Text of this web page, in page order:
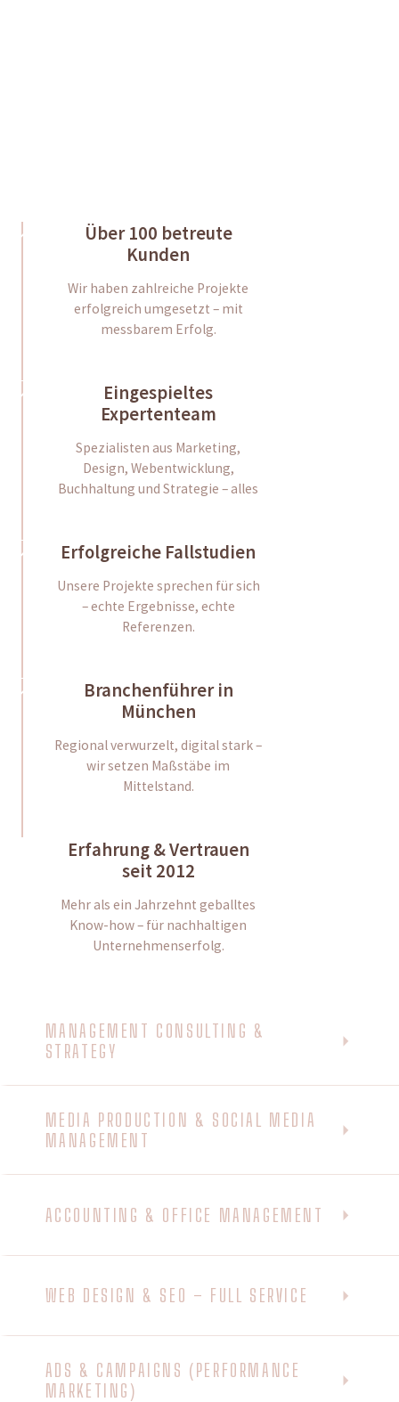
Über 100 betreute
Kunden
Wir haben zahlreiche Projekte
erfolgreich umgesetzt – mit
messbarem Erfolg.
Eingespieltes
Expertenteam
Spezialisten aus Marketing,
Design, Webentwicklung,
Buchhaltung und Strategie – alles
Erfolgreiche Fallstudien
Unsere Projekte sprechen für sich
– echte Ergebnisse, echte
Referenzen.
Branchenführer in
München
Regional verwurzelt, digital stark –
wir setzen Maßstäbe im
Mittelstand.
Erfahrung & Vertrauen
seit 2012
Mehr als ein Jahrzehnt geballtes
Know-how – für nachhaltigen
Unternehmenserfolg.
MANAGEMENT CONSULTING &
STRATEGY
MEDIA PRODUCTION & SOCIAL MEDIA
MANAGEMENT
ACCOUNTING & OFFICE MANAGEMENT
WEB DESIGN & SEO – FULL SERVICE
ADS & CAMPAIGNS (PERFORMANCE
MARKETING)